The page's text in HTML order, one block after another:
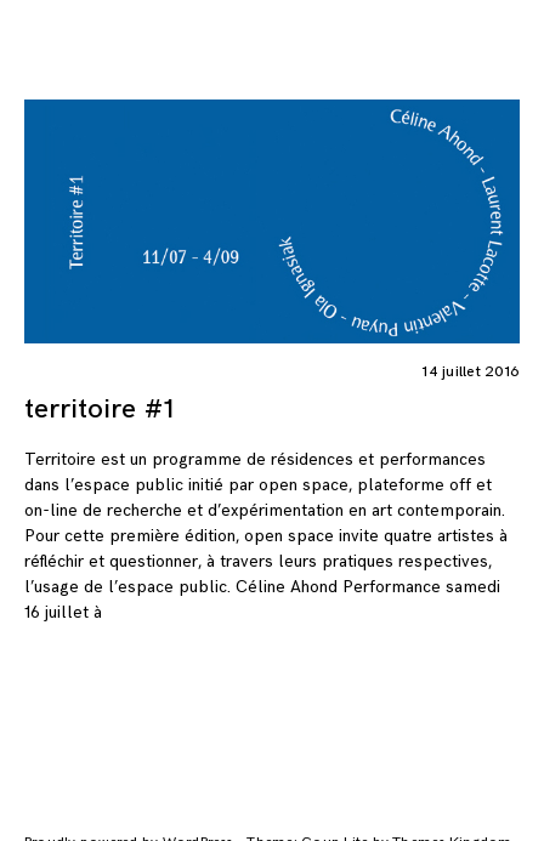
14 juillet 2016
territoire #1
Territoire est un programme de résidences et performances
dans l’espace public initié par open space, plateforme off et
on-line de recherche et d’expérimentation en art contemporain.
Pour cette première édition, open space invite quatre artistes à
réfléchir et questionner, à travers leurs pratiques respectives,
l’usage de l’espace public. Céline Ahond Performance samedi
16 juillet à